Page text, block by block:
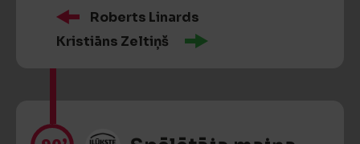
Roberts Linards
Kristiāns Zeltiņš